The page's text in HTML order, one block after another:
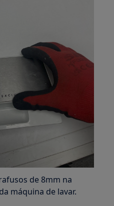
de 8mm na
máquina de lavar.